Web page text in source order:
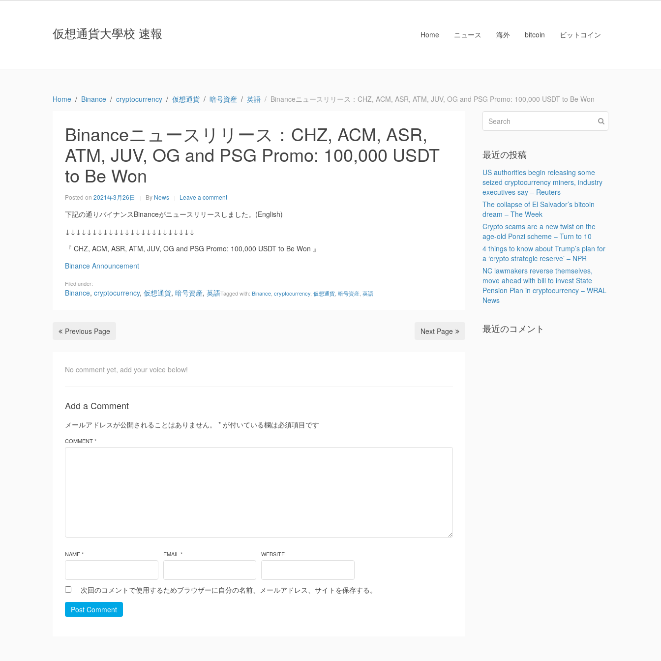
仮想通貨大學校 速報 Home ニュース 海外 bitcoin ビットコイン
Home Binance cryptocurrency 仮想通貨 暗号資産 英語 Binanceニュースリリース：CHZ, ACM, ASR, ATM, JUV, OG and PSG Promo: 100,000 USDT to Be Won
Binanceニュースリリース：CHZ, ACM, ASR,
ATM, JUV, OG and PSG Promo: 100,000 USDT
to Be Won
Posted on 2021年3月26日 By News Leave a comment
下記の通りバイナンスBinanceがニュースリリースしました。(English)
↓↓↓↓↓↓↓↓↓↓↓↓↓↓↓↓↓↓↓↓↓↓↓↓
『 CHZ, ACM, ASR, ATM, JUV, OG and PSG Promo: 100,000 USDT to Be Won 』
Binance Announcement
Filed under:
Binance, cryptocurrency, 仮想通貨, 暗号資産, 英語Tagged with: Binance cryptocurrency 仮想通貨 暗号資産 英語
Previous Page Next Page
No comment yet, add your voice below!
Add a Comment
メールアドレスが公開されることはありません。 * が付いている欄は必須項目です
COMMENT *
NAME * EMAIL * WEBSITE
次回のコメントで使用するためブラウザーに自分の名前、メールアドレス、サイトを保存する。
Post Comment
最近の投稿
US authorities begin releasing some
seized cryptocurrency miners, industry
executives say – Reuters
The collapse of El Salvador’s bitcoin
dream – The Week
Crypto scams are a new twist on the
age-old Ponzi scheme – Turn to 10
4 things to know about Trump’s plan for
a ‘crypto strategic reserve’ – NPR
NC lawmakers reverse themselves,
move ahead with bill to invest State
Pension Plan in cryptocurrency – WRAL
News
最近のコメント